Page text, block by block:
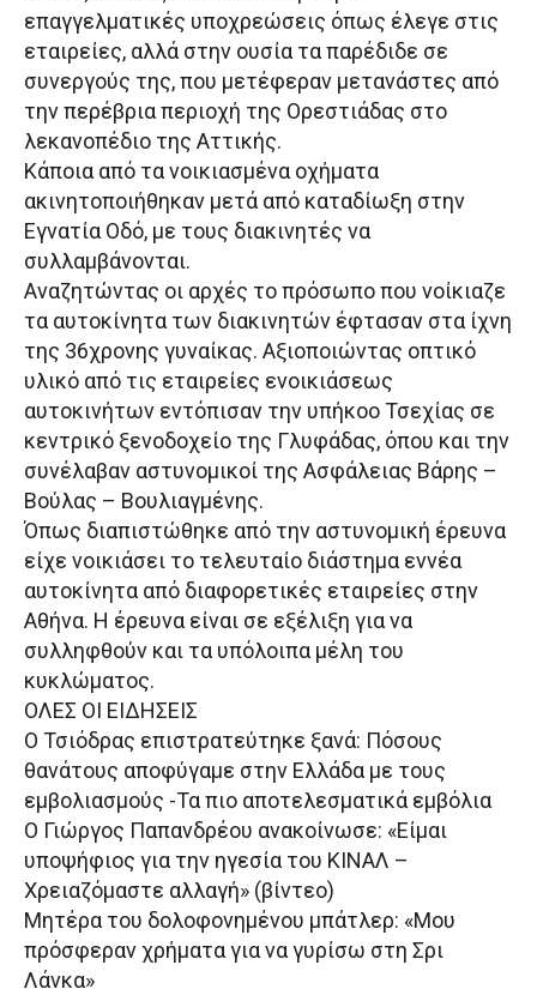
επαγγελματικές υποχρεώσεις όπως έλεγε στις
εταιρείες, αλλά στην ουσία τα παρέδιδε σε
συνεργούς της, που μετέφεραν μετανάστες από
την περέβρια περιοχή της Ορεστιάδας στο
λεκανοπέδιο της Αττικής.
Κάποια από τα νοικιασμένα οχήματα
ακινητοποιήθηκαν μετά από καταδίωξη στην
Εγνατία Οδό, με τους διακινητές να
συλλαμβάνονται.
Αναζητώντας οι αρχές το πρόσωπο που νοίκιαζε
τα αυτοκίνητα των διακινητών έφτασαν στα ίχνη
της 36χρονης γυναίκας. Αξιοποιώντας οπτικό
υλικό από τις εταιρείες ενοικιάσεως
αυτοκινήτων εντόπισαν την υπήκοο Τσεχίας σε
κεντρικό ξενοδοχείο της Γλυφάδας, όπου και την
συνέλαβαν αστυνομικοί της Ασφάλειας Βάρης –
Βούλας – Βουλιαγμένης.
Όπως διαπιστώθηκε από την αστυνομική έρευνα
είχε νοικιάσει το τελευταίο διάστημα εννέα
αυτοκίνητα από διαφορετικές εταιρείες στην
Αθήνα. Η έρευνα είναι σε εξέλιξη για να
συλληφθούν και τα υπόλοιπα μέλη του
κυκλώματος.
ΟΛΕΣ ΟΙ ΕΙΔΗΣΕΙΣ
Ο Τσιόδρας επιστρατεύτηκε ξανά: Πόσους
θανάτους αποφύγαμε στην Ελλάδα με τους
εμβολιασμούς -Τα πιο αποτελεσματικά εμβόλια
Ο Γιώργος Παπανδρέου ανακοίνωσε: «Είμαι
υποψήφιος για την ηγεσία του ΚΙΝΑΛ –
Xρειαζόμαστε αλλαγή» (βίντεο)
Μητέρα του δολοφονημένου μπάτλερ: «Μου
πρόσφεραν χρήματα για να γυρίσω στη Σρι
Λάνκα»